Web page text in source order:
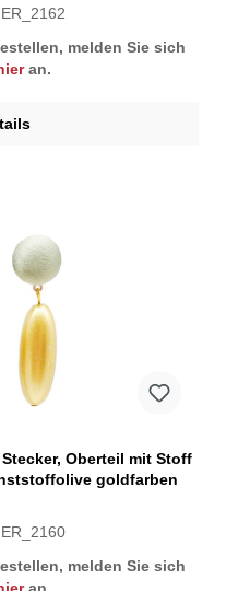
melden Sie sich
an.
goldfarben
melden Sie sich
an.